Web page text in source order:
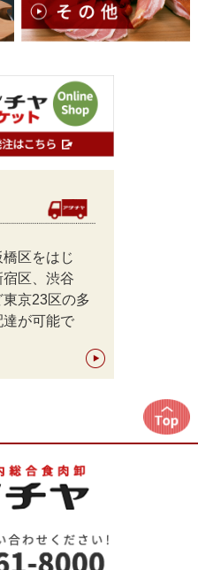
区をはじ
区、渋谷
京23区の多
達が可能で